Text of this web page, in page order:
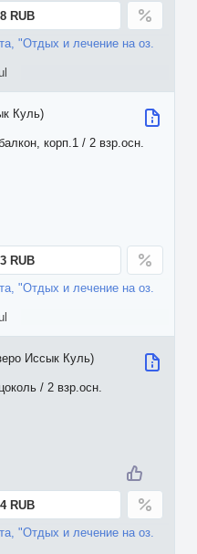
RUB
"Отдых и лечение на оз.
Куль)
корп.1 / 2 взр.осн.
RUB
"Отдых и лечение на оз.
Иссык Куль)
/ 2 взр.осн.
RUB
"Отдых и лечение на оз.